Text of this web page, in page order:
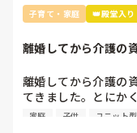
長くなりすみません。
子育て・家庭 👑殿堂入り
離婚してから介護の
離婚してから介護の
てきました。とにか
な生活をさせたくな
家庭 子供 ユニット